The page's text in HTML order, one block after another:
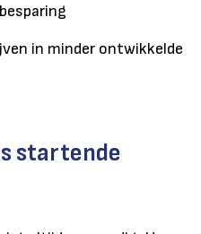
in minder ontwikkelde
startende